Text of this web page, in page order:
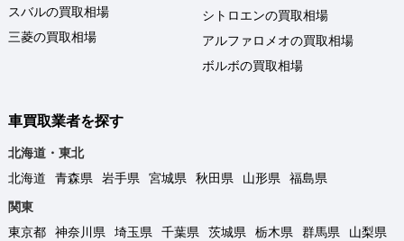
スバルの買取相場
三菱の買取相場
シトロエンの買取相場
アルファロメオの買取相場
ボルボの買取相場
車買取業者を探す
北海道・東北
北海道
青森県 岩手県 宮城県 秋田県 山形県
福島県
関東
東京都
神奈川県 埼玉県 千葉県 茨城県 栃木県 群馬県
山梨県